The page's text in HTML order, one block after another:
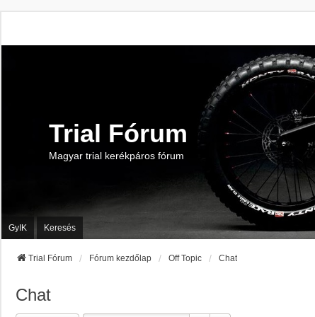
Trial Fórum
Magyar trial kerékpáros fórum
GyIK Keresés
Trial Fórum Fórum kezdőlap Off Topic Chat
Chat